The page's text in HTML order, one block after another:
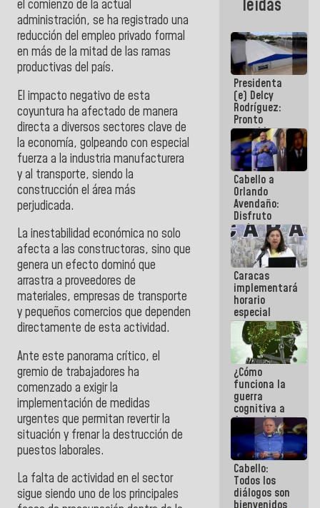
el comienzo de la actual
administración, se ha registrado una
reducción del empleo privado formal
en más de la mitad de las ramas
productivas del país.
El impacto negativo de esta
coyuntura ha afectado de manera
directa a diversos sectores clave de
la economía, golpeando con especial
fuerza a la industria manufacturera
y al transporte, siendo la
construcción el área más
perjudicada.
La inestabilidad económica no solo
afecta a las constructoras, sino que
genera un efecto dominó que
arrastra a proveedores de
materiales, empresas de transporte
y pequeños comercios que dependen
directamente de esta actividad.
Ante este panorama crítico, el
gremio de trabajadores ha
comenzado a exigir la
implementación de medidas
urgentes que permitan revertir la
situación y frenar la destrucción de
puestos laborales.
La falta de actividad en el sector
sigue siendo uno de los principales
deleídas
Presidenta
(e) Delcy
Rodríguez:
Pronto
restableceremos
las
operaciones
en el
Aeropuerto
Internacional
de
Maiquetía
Cabello a
Orlando
Avendaño:
Disfruto
cada vez
que escribes
porque lo
que haces
es
embarrarla
Caracas
implementará
horario
especial
para
adaptarse
al plan de
ahorro
energético
¿Cómo
funciona la
guerra
cognitiva a
favor de la
narrativa
hegemónica?
(1)
Cabello:
Todos los
diálogos son